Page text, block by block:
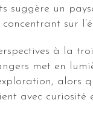
suggère un
concentrant sur
à la
met en
alors
avec curiosité